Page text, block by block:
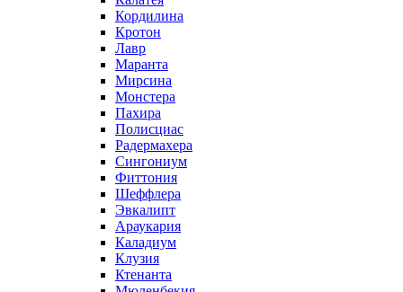
Кордилина
Кротон
Лавр
Маранта
Мирсина
Монстера
Пахира
Полисциас
Радермахера
Сингониум
Фиттония
Шеффлера
Эвкалипт
Араукария
Каладиум
Клузия
Ктенанта